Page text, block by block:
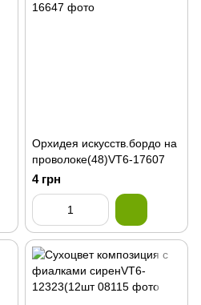
Орхидея искусств.бордо на
проволоке(48)VT6-17607
4 грн